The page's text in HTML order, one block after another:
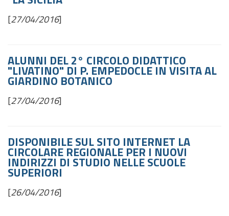
[27/04/2016]
ALUNNI DEL 2° CIRCOLO DIDATTICO
"LIVATINO" DI P. EMPEDOCLE IN VISITA AL
GIARDINO BOTANICO
[27/04/2016]
DISPONIBILE SUL SITO INTERNET LA
CIRCOLARE REGIONALE PER I NUOVI
INDIRIZZI DI STUDIO NELLE SCUOLE
SUPERIORI
[26/04/2016]